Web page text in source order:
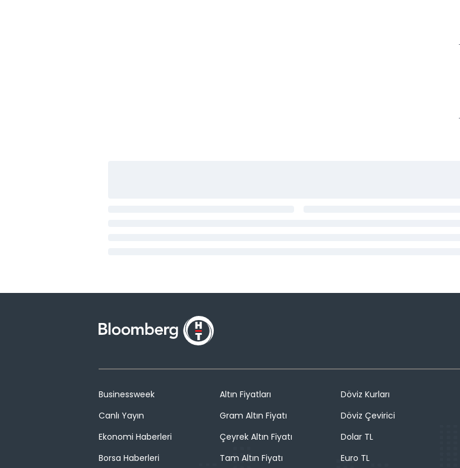
Businessweek
Canlı Yayın
Ekonomi Haberleri
Borsa Haberleri
Altın Fiyatları
Gram Altın Fiyatı
Çeyrek Altın Fiyatı
Tam Altın Fiyatı
Döviz Kurları
Döviz Çevirici
Dolar TL
Euro TL